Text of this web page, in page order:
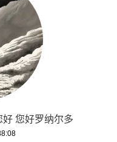
好 您好罗纳尔多